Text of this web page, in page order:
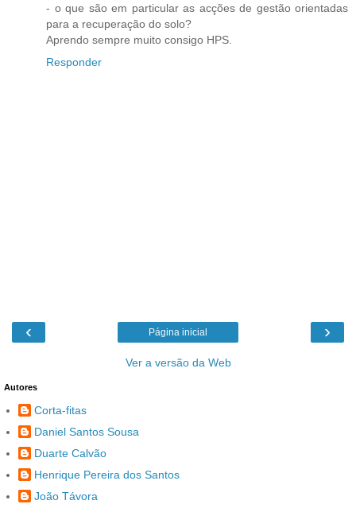
- o que são em particular as acções de gestão orientadas
para a recuperação do solo?
Aprendo sempre muito consigo HPS.
Responder
‹ ›
Página inicial
Ver a versão da Web
Autores
Corta-fitas
Daniel Santos Sousa
Duarte Calvão
Henrique Pereira dos Santos
João Távora